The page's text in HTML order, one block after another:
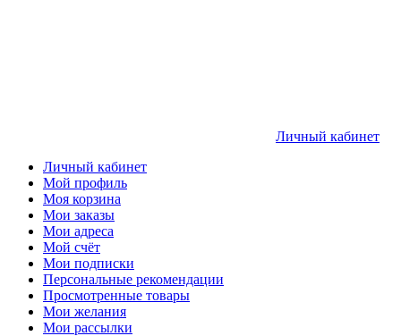
Личный кабинет
Личный кабинет
Мой профиль
Моя корзина
Мои заказы
Мои адреса
Мой счёт
Мои подписки
Персональные рекомендации
Просмотренные товары
Мои желания
Мои рассылки